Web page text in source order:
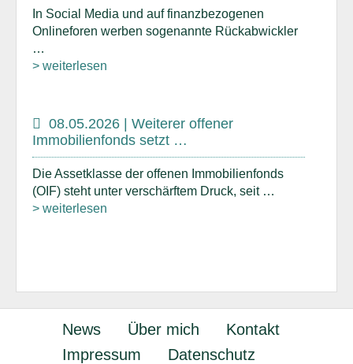
In Social Media und auf finanzbezogenen
Onlineforen werben sogenannte Rückabwickler
…
> weiterlesen
08.05.2026 | Weiterer offener
Immobilienfonds setzt …
Die Assetklasse der offenen Immobilienfonds
(OIF) steht unter verschärftem Druck, seit …
> weiterlesen
News Über mich
Kontakt
Impressum
Datenschutz